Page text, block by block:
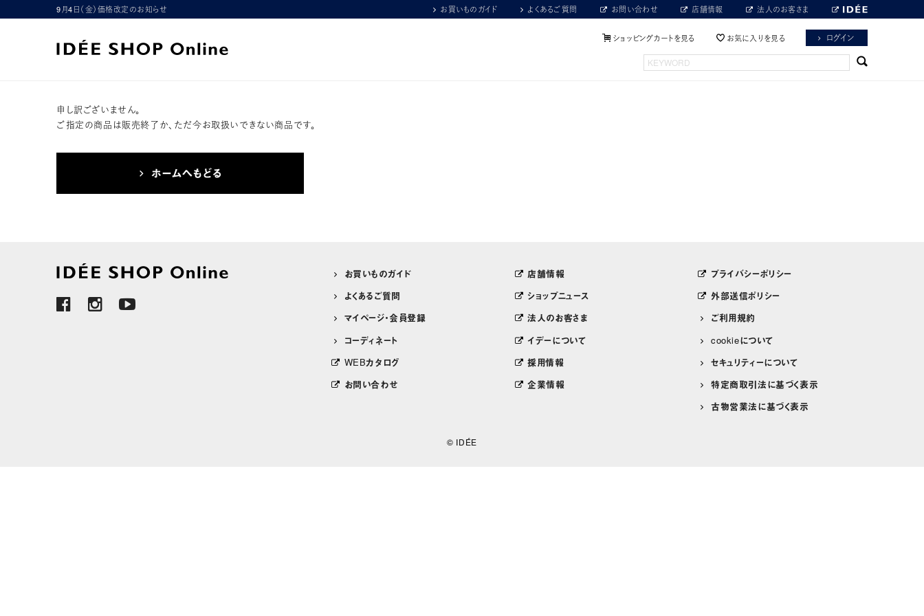
9月4日（金）価格改定のお知らせ お買いものガイド よくあるご質問 お問い合わせ 店舗情報 法人のお客さま
ショッピングカートを見る お気に入りを見る ログイン
申し訳ございません。
ご指定の商品は販売終了か、ただ今お取扱いできない商品です。
お買いものガイド
よくあるご質問
マイページ・会員登録
コーディネート
WEBカタログ
お問い合わせ
店舗情報
ショップニュース
法人のお客さま
イデーについて
採用情報
企業情報
プライバシーポリシー
外部送信ポリシー
ご利用規約
cookieについて
セキュリティーについて
特定商取引法に基づく表示
古物営業法に基づく表示
© IDÉE